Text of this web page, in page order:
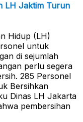
LH Jaktim Turun
Hidup (LH)
untuk
di sejumlah
perlu segera
285 Personel
Bersihkan
Dinas LH Jakarta
pembersihan